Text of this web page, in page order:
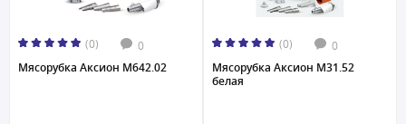
(0) 0
Мясорубка Аксион М642.02
(0) 0
Мясорубка Аксион М31.52
белая